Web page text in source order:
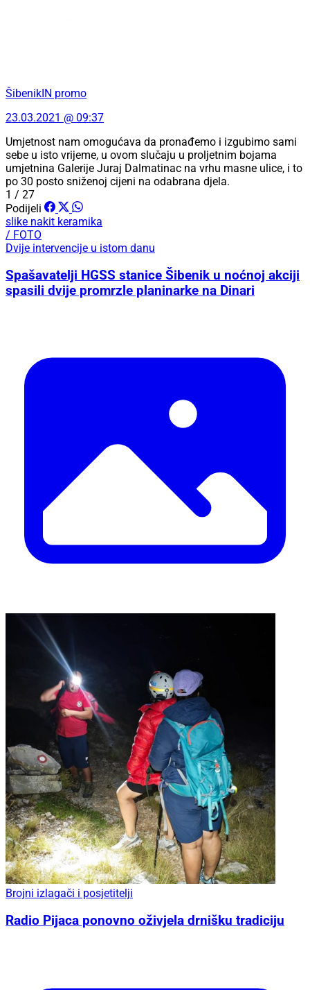
ŠibenikIN promo
23.03.2021 @ 09:37
Umjetnost nam omogućava da pronađemo i izgubimo sami
sebe u isto vrijeme, u ovom slučaju u proljetnim bojama
umjetnina Galerije Juraj Dalmatinac na vrhu masne ulice, i to
po 30 posto sniženoj cijeni na odabrana djela.
1 / 27
Podijeli
slike nakit keramika
/ FOTO
Dvije intervencije u istom danu
Spašavatelji HGSS stanice Šibenik u noćnoj akciji
spasili dvije promrzle planinarke na Dinari
Brojni izlagači i posjetitelji
Radio Pijaca ponovno oživjela drnišku tradiciju